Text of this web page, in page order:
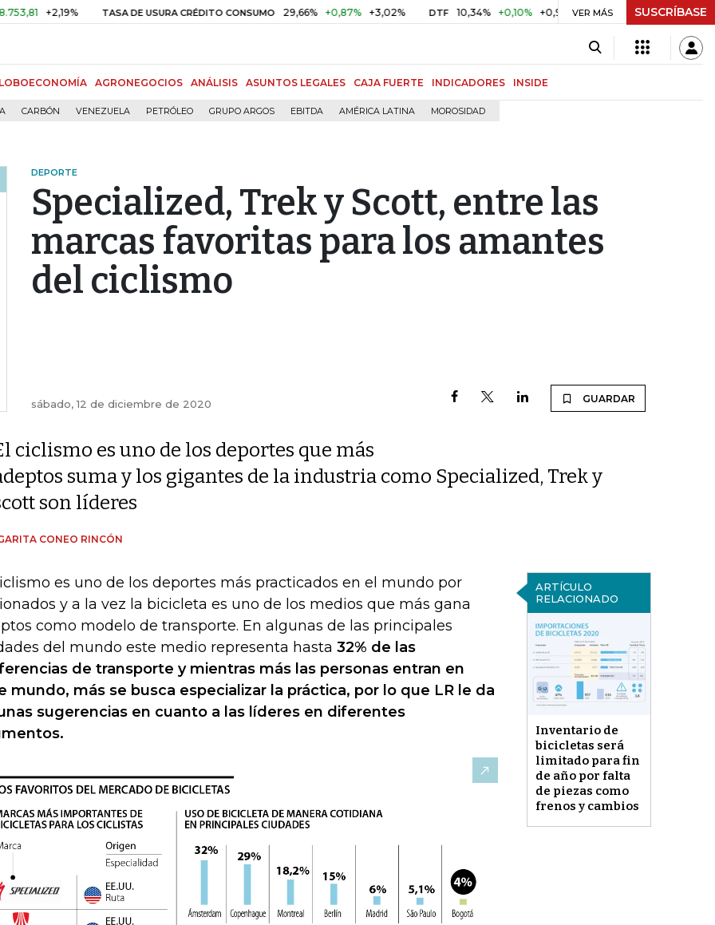
+2,19% TASA DE USURA CRÉDITO CONSUMO 29,66% +0,87% +3,02% DTF 10,34% +0,10% +0,98% UVR $ 416,86 +$ 0,05 +0,01%
VER MÁS SUSCRÍBASE
AGRONEGOCIOS ANÁLISIS ASUNTOS LEGALES CAJA FUERTE INDICADORES INSIDE
CARBÓN VENEZUELA PETRÓLEO GRUPO ARGOS EBITDA AMÉRICA LATINA MOROSIDAD
DEPORTE
Specialized, Trek y Scott, entre las
marcas favoritas para los amantes
del ciclismo
sábado, 12 de diciembre de 2020 GUARDAR
ciclismo es uno de los deportes que más
suma y los gigantes de la industria como Specialized, Trek y
son líderes
CONEO RINCÓN
ARTÍCULO
RELACIONADO
Inventario de
bicicletas será
limitado para fin
de año por falta
de piezas como
frenos y cambios
es uno de los deportes más practicados en el mundo por
y a la vez la bicicleta es uno de los medios que más gana
como modelo de transporte. En algunas de las principales
del mundo este medio representa hasta 32% de las
de transporte y mientras más las personas entran en
mundo, más se busca especializar la práctica, por lo que LR le da
sugerencias en cuanto a las líderes en diferentes